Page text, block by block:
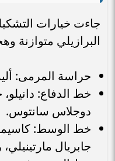
جاءت خيارات
البرازيلي متوازنة
حراسة المرمى:
خط الدفاع:
دوجلاس سانتوس.
خط الوسط:
جابريال